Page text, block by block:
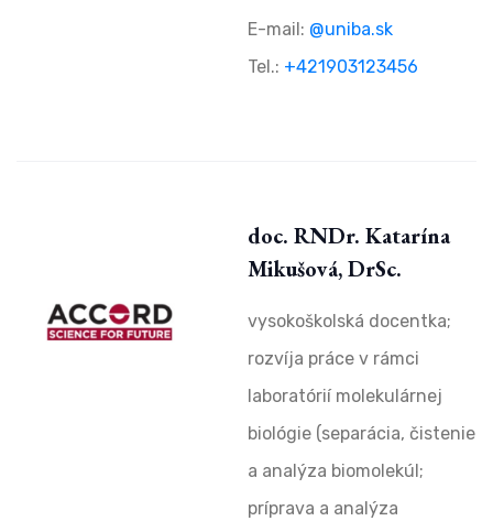
E-mail: @uniba.sk
Tel.: +421903123456
doc. RNDr. Katarína
Mikušová, DrSc.
vysokoškolská docentka;
rozvíja práce v rámci
laboratórií molekulárnej
biológie (separácia, čistenie
a analýza biomolekúl;
príprava a analýza